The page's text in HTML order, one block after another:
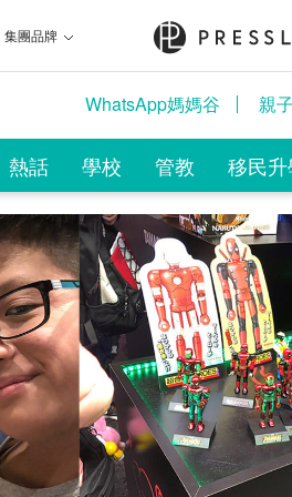
集團品牌
WhatsApp媽媽谷 親
熱話 學校 管教 移民升